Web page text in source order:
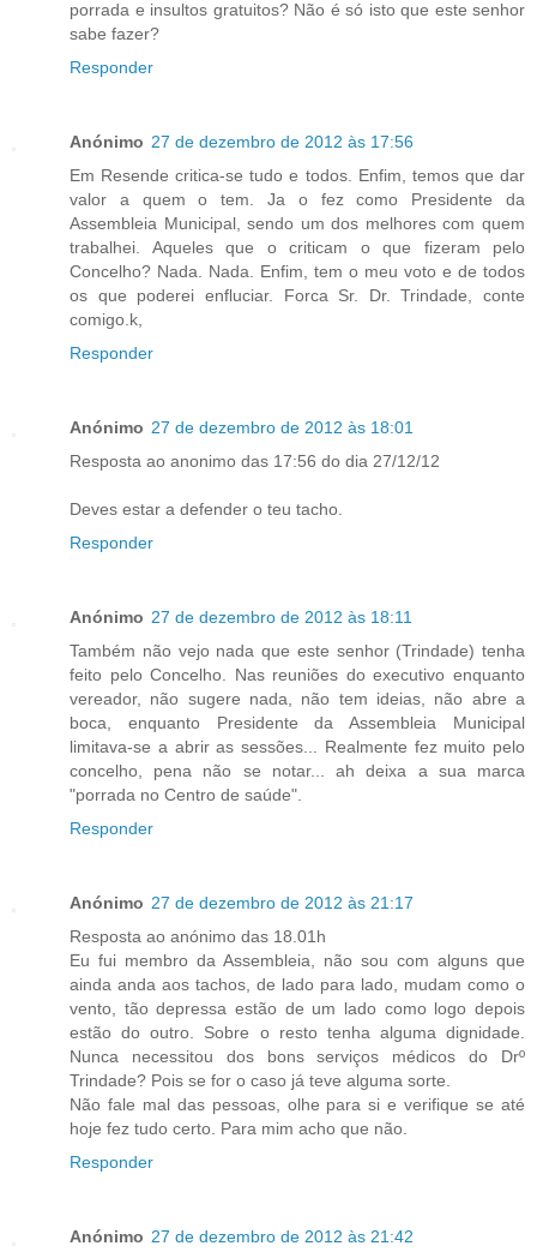
porrada e insultos gratuitos? Não é só isto que este senhor
sabe fazer?
Responder
Anónimo 27 de dezembro de 2012 às 17:56
Em Resende critica-se tudo e todos. Enfim, temos que dar
valor a quem o tem. Ja o fez como Presidente da
Assembleia Municipal, sendo um dos melhores com quem
trabalhei. Aqueles que o criticam o que fizeram pelo
Concelho? Nada. Nada. Enfim, tem o meu voto e de todos
os que poderei enfluciar. Forca Sr. Dr. Trindade, conte
comigo.k,
Responder
Anónimo 27 de dezembro de 2012 às 18:01
Resposta ao anonimo das 17:56 do dia 27/12/12
Deves estar a defender o teu tacho.
Responder
Anónimo 27 de dezembro de 2012 às 18:11
Também não vejo nada que este senhor (Trindade) tenha
feito pelo Concelho. Nas reuniões do executivo enquanto
vereador, não sugere nada, não tem ideias, não abre a
boca, enquanto Presidente da Assembleia Municipal
limitava-se a abrir as sessões... Realmente fez muito pelo
concelho, pena não se notar... ah deixa a sua marca
"porrada no Centro de saúde".
Responder
Anónimo 27 de dezembro de 2012 às 21:17
Resposta ao anónimo das 18.01h
Eu fui membro da Assembleia, não sou com alguns que
ainda anda aos tachos, de lado para lado, mudam como o
vento, tão depressa estão de um lado como logo depois
estão do outro. Sobre o resto tenha alguma dignidade.
Nunca necessitou dos bons serviços médicos do Drº
Trindade? Pois se for o caso já teve alguma sorte.
Não fale mal das pessoas, olhe para si e verifique se até
hoje fez tudo certo. Para mim acho que não.
Responder
Anónimo 27 de dezembro de 2012 às 21:42